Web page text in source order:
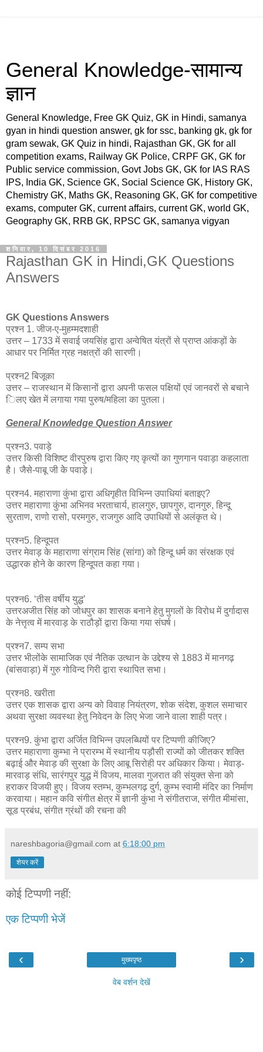
General Knowledge-सामान्य
ज्ञान
General Knowledge, Free GK Quiz, GK in Hindi, samanya
gyan in hindi question answer, gk for ssc, banking gk, gk for
gram sewak, GK Quiz in hindi, Rajasthan GK, GK for all
competition exams, Railway GK Police, CRPF GK, GK for
Public service commission, Govt Jobs GK, GK for IAS RAS
IPS, India GK, Science GK, Social Science GK, History GK,
Chemistry GK, Maths GK, Reasoning GK, GK for competitive
exams, computer GK, current affairs, current GK, world GK,
Geography GK, RRB GK, RPSC GK, samanya vigyan
शनिवार, 10 दिसंबर 2016
Rajasthan GK in Hindi,GK Questions
Answers
GK Questions Answers
प्रश्न 1. जीज-ए-मुहम्मदशाही
उत्तर – 1733 में सवाई जयसिंह द्वारा अन्वेषित यंत्रों से प्राप्त आंकड़ों के
आधार पर निर्मित ग्रह नक्षत्रों की सारणी।
प्रश्न2 बिजूका
उत्तर – राजस्थान में किसानों द्वारा अपनी फसल पक्षियों एवं जानवरों से बचाने
िलए खेत में लगाया गया पुरुष/महिला का पुतला।
General Knowledge Question Answer
प्रश्न3. पवाड़े
उत्तर किसी विशिष्ट वीरपुरुष द्वारा किए गए कृत्यों का गुणगान पवाड़ा कहलाता
है। जैसे-पाबू जी केे पवाड़े।
प्रश्न4. महाराणा कुंभा द्वारा अधिगृहीत विभिन्न उपाधियां बताइए?
उत्तर महाराणा कुंभा अभिनव भरताचार्य, हालगुरु, छापगुरु, दानगुरु, हिन्दू
सुरताण, राणो रासो, परमगुरु, राजगुरु आदि उपाधियों से अलंकृत थे।
प्रश्न5. हिन्दूपत
उत्तर मेवाड़ के महाराणा संग्राम सिंह (सांगा) को हिन्दू धर्म का संरक्षक एवं
उद्धारक होने के कारण हिन्दूपत कहा गया।
प्रश्न6. ‘तीस वर्षीय युद्ध’
उत्तरअजीत सिंह को जोधपुर का शासक बनाने हेतु मुगलों के विरोध में दुर्गादास
के नेत्तृत्व में मारवाड़ के राठौड़ों द्वारा किया गया संघर्ष।
प्रश्न7. सम्प सभा
उत्तर भीलोंके सामाजिक एवं नैतिक उत्थान के उद्देश्य से 1883 में मानगढ़
(बांसवाड़ा) में गुरु गोविन्द गिरी द्वारा स्थापित सभा।
प्रश्न8. खरीता
उत्तर एक शासक द्वारा अन्य को विवाह नियंत्रण, शोक संदेश, कुशल समाचार
अथवा सुरक्षा व्यवस्था हेतु निवेदन के लिए भेजा जाने वाला शाही पत्र।
प्रश्न9. कुंभा द्वारा अर्जित विभिन्न उपलब्धियों पर टिप्पणी कीजिए?
उत्तर महाराणा कुम्भा ने प्रारम्भ में स्थानीय पड़ौसी राज्यों को जीतकर शक्ति
बढ़ाई और मेवाड़ की सुरक्षा के लिए आबू सिरोही पर अधिकार किया। मेवाड़-
मारवाड़ संधि, सारंगपुर युद्ध में विजय, मालवा गुजरात की संयुक्त सेना को
हराकर विजयी हुए। विजय स्तम्भ, कुम्भलगढ़ दुर्ग, कुम्भ स्वामी मंदिर का निर्माण
करवाया। महान कवि संगीत क्षेत्र में ज्ञानी कुंभा ने संगीतराज, संगीत मीमांसा,
सूड प्रबंध, संगीत ग्रंथों की रचना की
nareshbagoria@gmail.com at 6:18:00 pm
शेयर करें
कोई टिप्पणी नहीं:
एक टिप्पणी भेजें
‹ ›
मुख्यपृष्ठ
वेब वर्शन देखें